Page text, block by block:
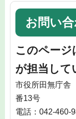
お問い
このページ
が担当して
市役所田無庁
番13号
電話：042-460-